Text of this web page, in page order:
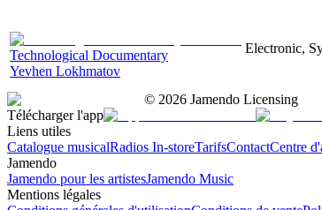
Technological Documentary
Yevhen Lokhmatov
Electronic,
© 2026 Jamendo Licensing
Télécharger l'app
Liens utiles
Catalogue musicalRadios In-storeTarifsContactCentre
Jamendo
Jamendo pour les artistesJamendo Music
Mentions légales